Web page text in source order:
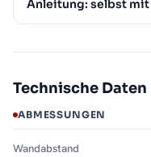
Anleitung: selbst
Technische Daten
ABMESSUNGEN
Wandabstand